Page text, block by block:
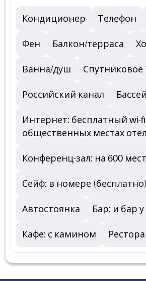
Кондиционер Телефон
Фен Балкон/терраса
Ванна/душ Спутниковое
Российский канал
Интернет: бесплатный wi-
общественных местах
Конференц-зал: на 600 мест
Сейф: в номере
Автостоянка Бар: и бар
Кафе: с камином